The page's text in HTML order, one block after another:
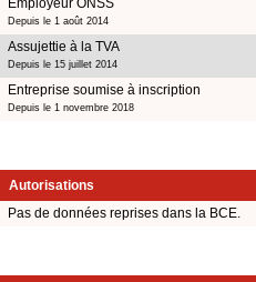
Employeur ONSS
Depuis le 1 août 2014
Assujettie à la TVA
Depuis le 15 juillet 2014
Entreprise soumise à inscription
Depuis le 1 novembre 2018
Autorisations
Pas de données reprises dans la BCE.